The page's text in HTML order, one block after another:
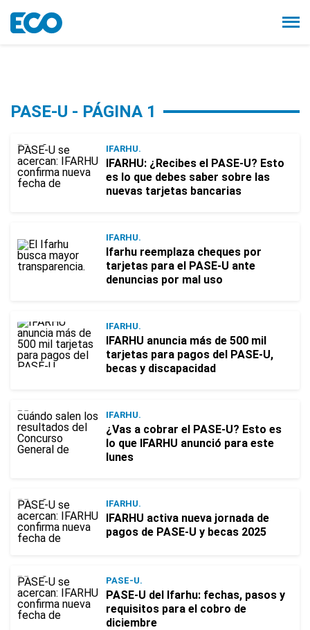
PASE-U - PÁGINA 1
IFARHU.
IFARHU: ¿Recibes el PASE-U? Esto
es lo que debes saber sobre las
nuevas tarjetas bancarias
IFARHU.
Ifarhu reemplaza cheques por
tarjetas para el PASE-U ante
denuncias por mal uso
IFARHU.
IFARHU anuncia más de 500 mil
tarjetas para pagos del PASE-U,
becas y discapacidad
IFARHU.
¿Vas a cobrar el PASE-U? Esto es
lo que IFARHU anunció para este
lunes
IFARHU.
IFARHU activa nueva jornada de
pagos de PASE-U y becas 2025
PASE-U.
PASE-U del Ifarhu: fechas, pasos y
requisitos para el cobro de
diciembre